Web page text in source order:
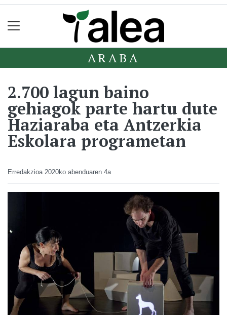
ARABA
2.700 lagun baino
gehiagok parte hartu dute
Haziaraba eta Antzerkia
Eskolara programetan
Erredakzioa 2020ko abenduaren 4a